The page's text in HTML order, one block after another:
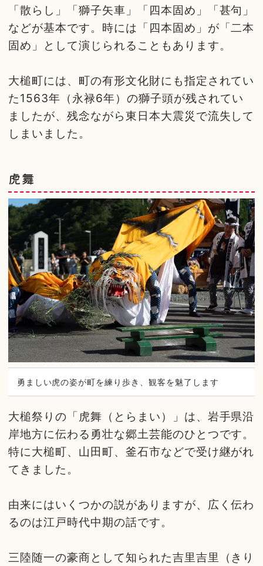
「散らし」「獅子矢車」「四本固め」「甚句」
などが基本です。時には「四本固め」が「二本
固め」として演じられることもあります。
大槌町には、町の有形文化財にも指定されてい
た1563年（永禄6年）の獅子頭が残されてい
ましたが、残念ながら東日本大震災で流失して
しまいました。
虎舞
勇ましい虎の姿が町を練り歩き、観客を魅了します
大槌祭りの「虎舞（とらまい）」は、岩手県沿
岸地方に伝わる勇壮な郷土芸能のひとつです。
特に大槌町、山田町、釜石市などで受け継がれ
てきました。
由来にはいくつかの説がありますが、広く伝わ
るのは江戸時代中期の話です。
三陸随一の豪商として知られた吉里吉里（きり